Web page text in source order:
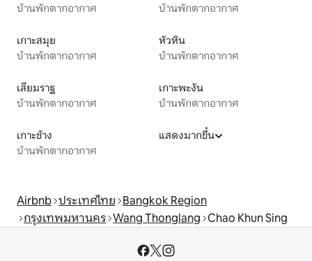
บ้านพักตากอากาศ
บ้านพักตากอากาศ
เกาะสมุย
บ้านพักตากอากาศ
หัวหิน
บ้านพักตากอากาศ
เสียมราฐ
บ้านพักตากอากาศ
เกาะพะงัน
บ้านพักตากอากาศ
เกาะช้าง
บ้านพักตากอากาศ
แสดงมากขึ้น
Airbnb ประเทศไทย Bangkok Region
กรุงเทพมหานคร Wang Thonglang Chao Khun Sing